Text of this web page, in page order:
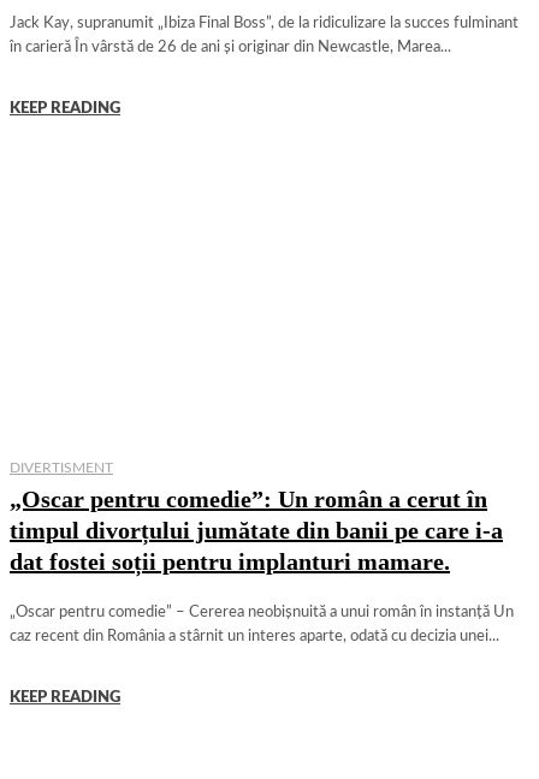
Jack Kay, supranumit „Ibiza Final Boss”, de la ridiculizare la succes fulminant
în carieră În vârstă de 26 de ani și originar din Newcastle, Marea...
KEEP READING
DIVERTISMENT
„Oscar pentru comedie”: Un român a cerut în
timpul divorțului jumătate din banii pe care i-a
dat fostei soții pentru implanturi mamare.
„Oscar pentru comedie” – Cererea neobișnuită a unui român în instanță Un
caz recent din România a stârnit un interes aparte, odată cu decizia unei...
KEEP READING